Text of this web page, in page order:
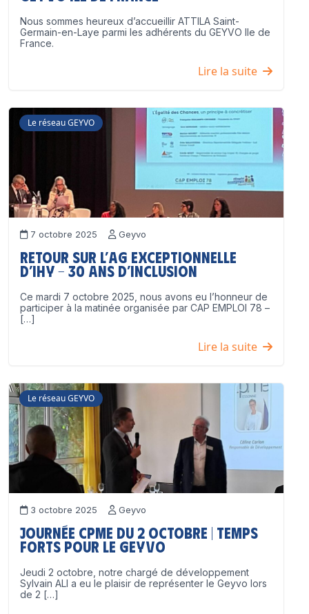
Nous sommes heureux d’accueillir ATTILA Saint-
Germain-en-Laye parmi les adhérents du GEYVO Ile de
France.
Lire la suite
Le réseau GEYVO
7 octobre 2025 Geyvo
Retour sur l’AG exceptionnelle
d’IHY – 30 ans d’inclusion
Ce mardi 7 octobre 2025, nous avons eu l’honneur de
participer à la matinée organisée par CAP EMPLOI 78 –
[…]
Lire la suite
Le réseau GEYVO
3 octobre 2025 Geyvo
Journée CPME du 2 octobre | Temps
forts pour le GEYVO
Jeudi 2 octobre, notre chargé de développement
Sylvain ALI a eu le plaisir de représenter le Geyvo lors
de 2 […]